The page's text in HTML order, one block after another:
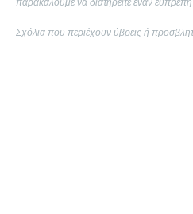
παρακαλούμε να διατηρείτε έναν
Σχόλια που περιέχουν ύβρεις ή